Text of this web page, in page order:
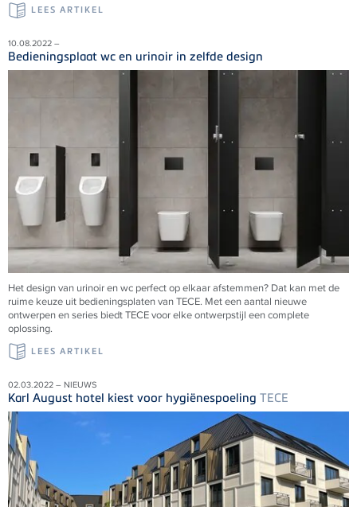
LEES ARTIKEL
10.08.2022 –
Bedieningsplaat wc en urinoir in zelfde design
Het design van urinoir en wc perfect op elkaar afstemmen? Dat kan met de
ruime keuze uit bedieningsplaten vanTECE. Met een aantal nieuwe
ontwerpen en series biedtTECEvoor elke ontwerpstijl een complete
oplossing.
LEES ARTIKEL
02.03.2022 – NIEUWS
Karl August hotel kiest voor hygiënespoeling TECE